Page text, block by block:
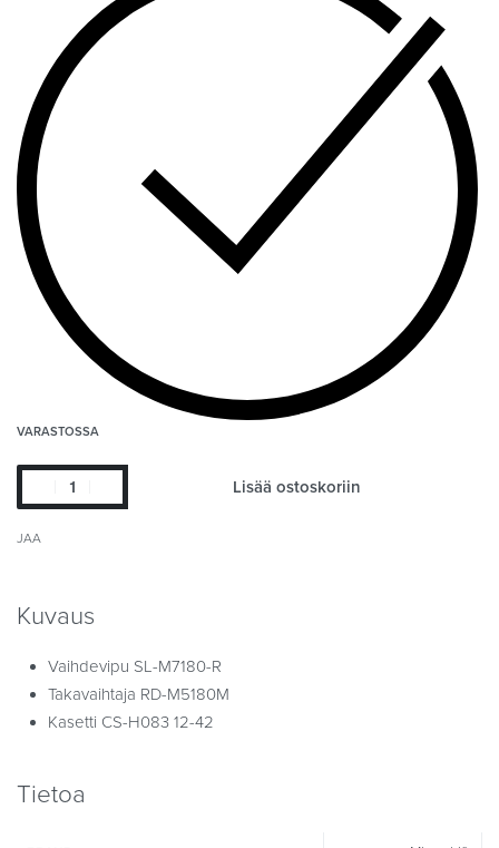
VARASTOSSA
Lisää ostoskoriin
JAA
Kuvaus
Vaihdevipu SL-M7180-R
Takavaihtaja RD-M5180M
Kasetti CS-H083 12-42
Tietoa